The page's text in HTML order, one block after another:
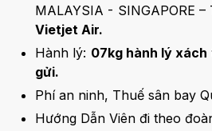
MALAYSIA - SINGAPORE –
Vietjet Air.
Hành lý: 07kg hành lý
gửi.
Phí an ninh, Thuế sân bay
Hướng Dẫn Viên đi theo